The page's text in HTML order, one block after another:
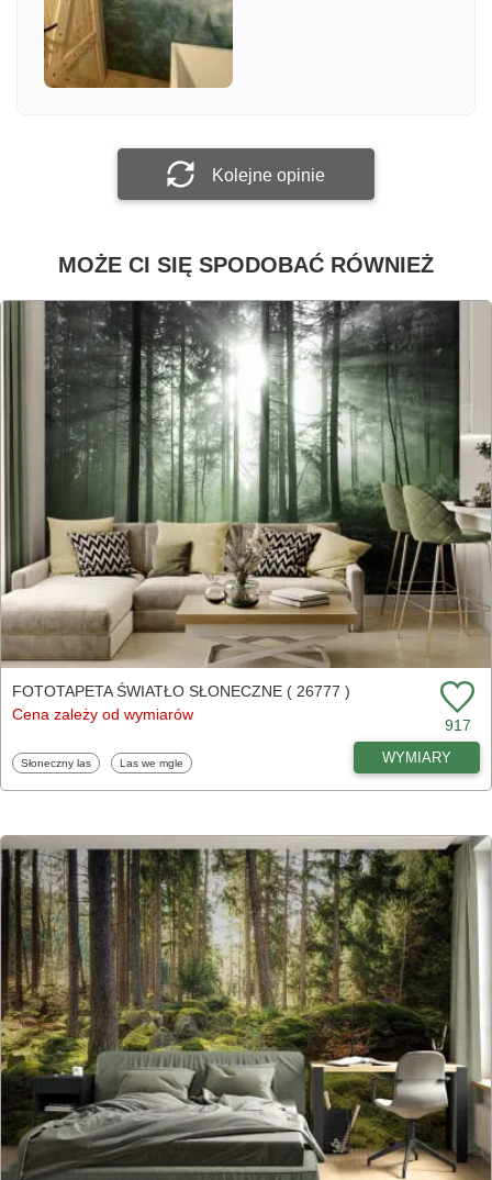
Załącz zdjęcie
Kolejne opinie
MOŻE CI SIĘ SPODOBAĆ RÓWNIEŻ
FOTOTAPETA ŚWIATŁO SŁONECZNE ( 26777 )
Cena zależy od wymiarów
917
Fototapety
Słoneczny las Fototapety
Las we mgle WYMIARY